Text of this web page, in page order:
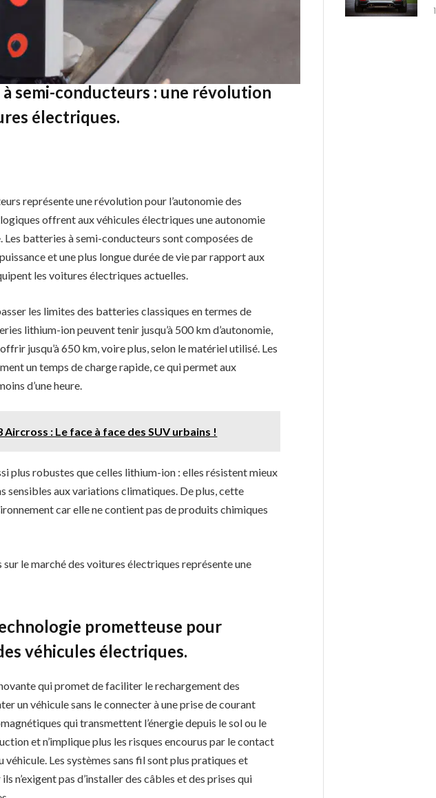
leur efficacité énergétique. De plus, les voitures
dotées de fonctionnalités avancées telles que la
à semi-conducteurs : une révolution
électriques.
représente une révolution pour l’autonomie des
offrent aux véhicules électriques une autonomie
batteries à semi-conducteurs sont composées de
et une plus longue durée de vie par rapport aux
les voitures électriques actuelles.
les limites des batteries classiques en termes de
lithium-ion peuvent tenir jusqu’à 500 km d’autonomie,
jusqu’à 650 km, voire plus, selon le matériel utilisé. Les
un temps de charge rapide, ce qui permet aux
d’une heure.
: Le face à face des SUV urbains !
plus robustes que celles lithium-ion : elles résistent mieux
sensibles aux variations climatiques. De plus, cette
car elle ne contient pas de produits chimiques
le marché des voitures électriques représente une
prometteuse pour
véhicules électriques.
qui promet de faciliter le rechargement des
un véhicule sans le connecter à une prise de courant
qui transmettent l’énergie depuis le sol ou le
et n’implique plus les risques encourus par le contact
Les systèmes sans fil sont plus pratiques et
n’exigent pas d’installer des câbles et des prises qui